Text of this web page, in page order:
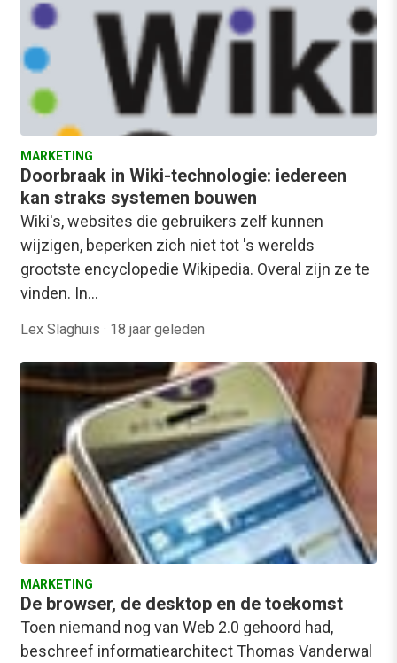
MARKETING
Doorbraak in Wiki-technologie: iedereen
kan straks systemen bouwen
Wiki's, websites die gebruikers zelf kunnen
wijzigen, beperken zich niet tot 's werelds
grootste encyclopedie Wikipedia. Overal zijn ze te
vinden. In…
Lex Slaghuis · 18 jaar geleden
MARKETING
De browser, de desktop en de toekomst
Toen niemand nog van Web 2.0 gehoord had,
beschreef informatiearchitect Thomas Vanderwal